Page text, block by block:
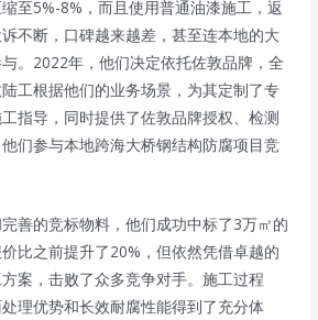
至5%-8%，而且使用普通油漆施工，返
不断，口碑越来越差，甚至连本地的大
。2022年，他们决定依托佐敦品牌，全
工根据他们的业务场景，为其定制了专
指导，同时提供了佐敦品牌授权、检测
们参与本地跨海大桥钢结构防腐项目竞
善的竞标物料，他们成功中标了3万㎡的
比之前提升了20%，但依然凭借卓越的
案，击败了众多竞争对手。施工过程
理优势和长效耐腐性能得到了充分体